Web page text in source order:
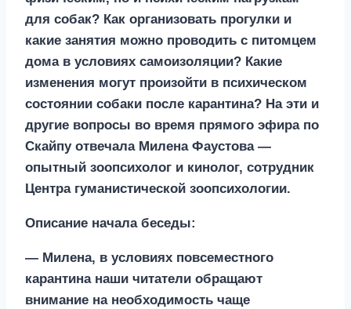
для собак? Как организовать прогулки и
какие занятия можно проводить с питомцем
дома в условиях самоизоляции? Какие
изменения могут произойти в психическом
состоянии собаки после карантина? На эти и
другие вопросы во время прямого эфира по
Скайпу отвечала Милена Фаустова —
опытный зоопсихолог и кинолог, сотрудник
Центра гуманистической зоопсихологии.
Описание начала беседы:
— Милена, в условиях повсеместного
карантина наши читатели обращают
внимание на необходимость чаще